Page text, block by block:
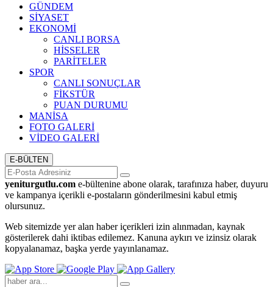
GÜNDEM
SİYASET
EKONOMİ
CANLI BORSA
HİSSELER
PARİTELER
SPOR
CANLI SONUÇLAR
FİKSTÜR
PUAN DURUMU
MANİSA
FOTO GALERİ
VİDEO GALERİ
E-BÜLTEN
yeniturgutlu.com e-bültenine abone olarak, tarafınıza haber, duyuru
ve kampanya içerikli e-postaların gönderilmesini kabul etmiş
olursunuz.
Web sitemizde yer alan haber içerikleri izin alınmadan, kaynak
gösterilerek dahi iktibas edilemez. Kanuna aykırı ve izinsiz olarak
kopyalanamaz, başka yerde yayınlanamaz.